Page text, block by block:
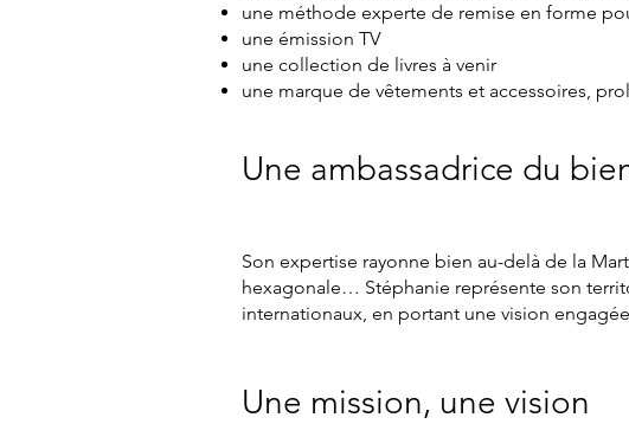
une méthode experte de remise en forme
une émission TV
une collection de livres à venir
une marque de vêtements et
Une ambassadrice du
Son expertise rayonne bien au-delà de la
hexagonale… Stéphanie représente son
internationaux, en portant une vision
Une mission, une vision